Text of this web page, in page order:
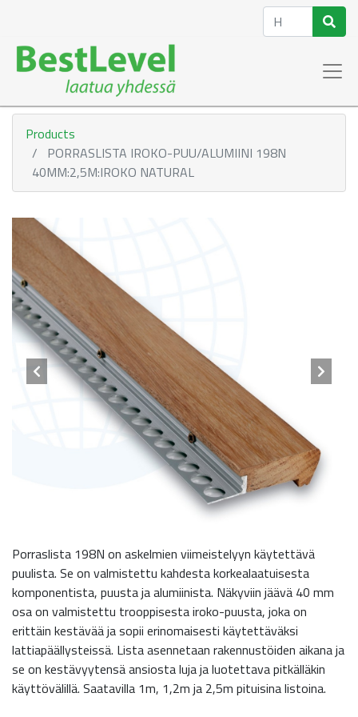
Products
PORRASLISTA IROKO-PUU/ALUMIINI 198N
40MM:2,5M:IROKO NATURAL
Porraslista 198N on askelmien viimeistelyyn käytettävä
puulista. Se on valmistettu kahdesta korkealaatuisesta
komponentista, puusta ja alumiinista. Näkyviin jäävä 40 mm
osa on valmistettu trooppisesta iroko-puusta, joka on
erittäin kestävää ja sopii erinomaisesti käytettäväksi
lattiapäällysteissä. Lista asennetaan rakennustöiden aikana ja
se on kestävyytensä ansiosta luja ja luotettava pitkälläkin
käyttövälillä. Saatavilla 1m, 1,2m ja 2,5m pituisina listoina.